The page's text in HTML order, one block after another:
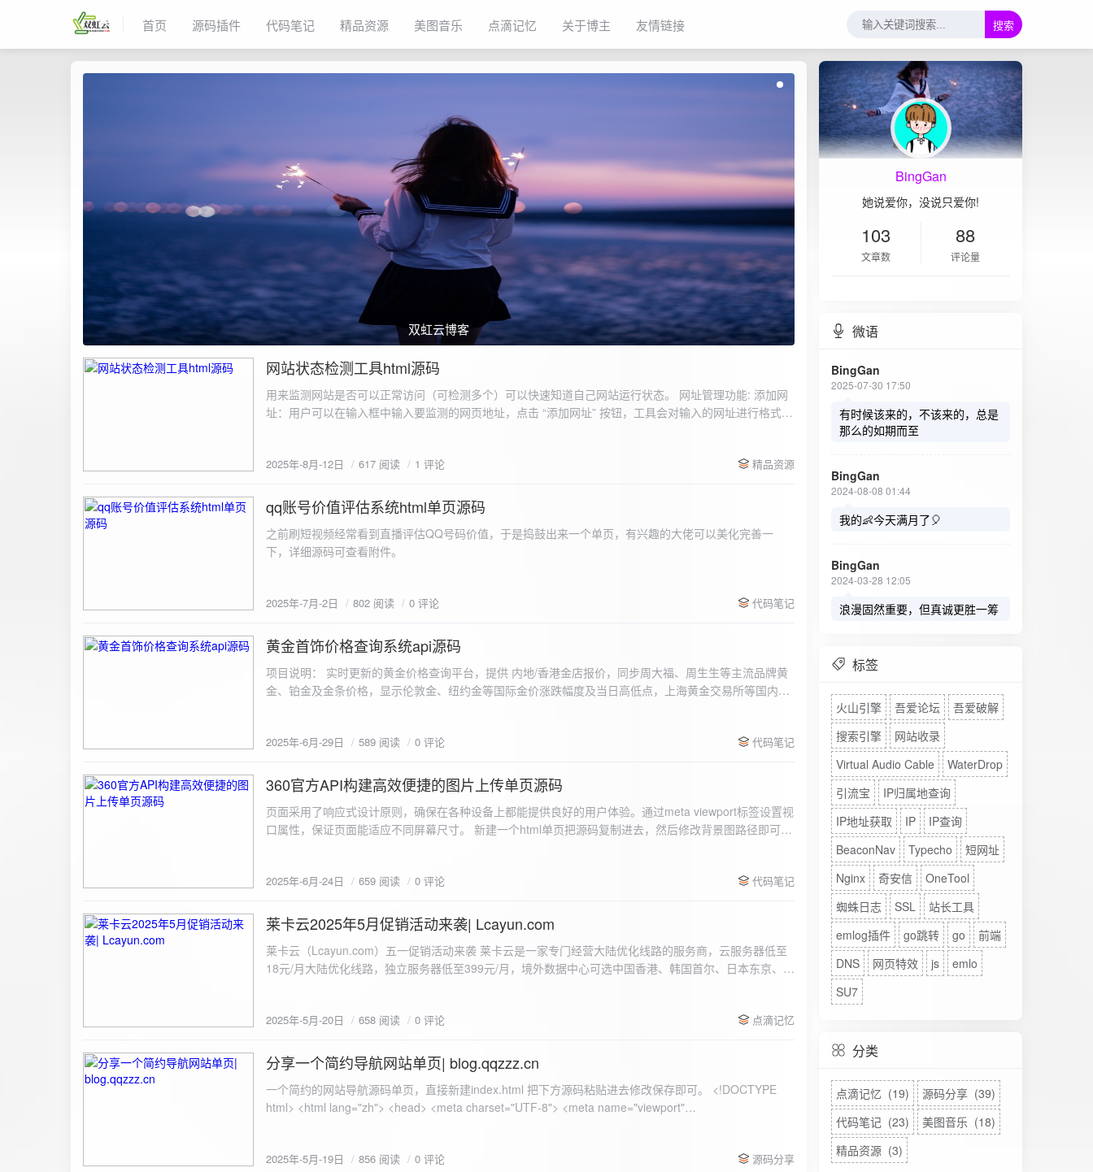
首页 源码插件 代码笔记 精品资源 美图音乐 点滴记忆 关于博主 友情链接 搜索
双虹云博客
2025-8-12
网站状态检测工具html源码
用来监测网站是否可以正常访问（可检测多个）可以快速知道自己网站运行状态。 网址管理功能: 添加网
址：用户可以在输入框中输入要监测的网页地址，点击 “添加网址” 按钮，工具会对输入的网址进行格式验
同时也会从筛选下拉框中移除该网址选项。筛选网址：右侧面板有一个 “筛选网址” 的下拉框，用户可以选
测功能： 设置监测间隔：用户可以在输入框中设置监测间隔时间（单位为秒），默认值为 60 秒。开始 /
停止监测：点击 “开始监测” 按钮，工具会立即对所有已添加的网址进行一次检测，之后按照设置的监测间
隔时间循环检测。点击 “停止监测” 按钮可停止监测。重试机制：在进行网址检测时，如果请求失败，会进
行最多 3 次重试，若重试后仍失败，则记录错误日志。日志记录与显示功能。 日志记录： 每次对网址进
会显示所有或筛选后的监测日志，正常状态的日志为黑色，异常状态的日志为红色。日志会自动滚动到最
2025年-8月-12日 617 阅读 1 评论 精品资源
2025-7-2
qq账号价值评估系统html单页源码
之前刷短视频经常看到直播评估QQ号码价值，于是捣鼓出来一个单页，有兴趣的大佬可以美化完善一
2025年-7月-2日 802 阅读 0 评论 代码笔记
2025-6-29
黄金首饰价格查询系统api源码
项目说明： 实时更新的黄金价格查询平台，提供 内地/香港金店报价，同步周大福、周生生等主流品牌黄
金、铂金及金条价格，显示伦敦金、纽约金等国际金价涨跌幅度及当日高低点，上海黄金交易所等国内黄
2025年-6月-29日 589 阅读 0 评论 代码笔记
2025-6-24
360官方API构建高效便捷的图片上传单页源码
页面采用了响应式设计原则，确保在各种设备上都能提供良好的用户体验。通过meta viewport标签设置视
口属性，保证页面能适应不同屏幕尺寸。 新建一个html单页把源码复制进去，然后修改背景图路径即可。
重置默认样式 */ * { margin: 0; padding: 0; box-sizing: border-box; } /* 设置页面的字体和添加背景图片 */
center fixed; /* 使用服务器上的路径 */ background-size: cover; /* 保证背景图片覆盖整个视窗 */ color:
#333; display: flex; justify-content: center; align-items: center; min-height: 100vh; margin: 0; } /* 容器样
式 */ .container { background-color: rgba(255, 255, 255, 0.9); /* 使用半透明白色背景，以便在图片背景
上更清晰地显示内容 */ padding: 30px; border-radius: 8px; box-shadow: 0 4px 8px rgba(0, 0, 0, 0.1);
padding: 8px; background-color: #f7f7f7; border: 1px solid #ccc; border-radius: 4px; font-size: 16px;
size: 16px; border: none; border-radius: 4px; cursor: pointer; transition: background-color 0.3s ease; }
100%; height: 30px; background-color: #ddd; border-radius: 4px; margin-top: 20px; overflow: hidden; }
.progress-fill { height: 100%; background-color: #4caf50; width: 0; line-height: 30px; text-align: center;
border-radius: 4px; background-color: #f9f9f9; font-size: 16px; color: #333; min-height: 40px; } /* 错误
或成功的提示信息样式 */ .result.success { border-color: #28a745; background-color: #e9f7e8; }
2025年-6月-24日 659 阅读 0 评论 代码笔记
2025-5-20
莱卡云2025年5月促销活动来袭| Lcayun.com
莱卡云（Lcayun.com）五一促销活动来袭 莱卡云是一家专门经营大陆优化线路的服务商，云服务器低至
18元/月大陆优化线路，独立服务器低至399元/月，境外数据中心可选中国香港、韩国首尔、日本东京、美
https://www.lcayun.com/actcloud.html
2025年-5月-20日 658 阅读 0 评论 点滴记忆
2025-5-19
分享一个简约导航网站单页| blog.qqzzz.cn
一个简约的网站导航源码单页，直接新建index.html 把下方源码粘贴进去修改保存即可。 <!DOCTYPE html> <html lang="zh"> <head> <meta charset="UTF-8"> <meta name="viewport" content="width=device-width, initial-scale=1.0"> <title>导航网站 -blog.qqzzz.cn</title> <meta name="keywords" content="双虹云博客"> <meta name="description" content="双虹云博客。"> <meta name="author" content="导航网站"> <meta name="robots" content="index,follow"> <meta property="og:title" content="导航网站 - "> <meta property="og:description" content="双虹云。"> <meta property="og:type" content="website"> <link rel="icon" href="https://blog.qqzzz.cn/favicon.ico" type="image/x-icon"> <link rel="shortcut icon" href="https://blog.qqzzz.cn/favicon.ico" type="image/x-icon"> <style> /* 基础样式 */ * { margin: 0; padding: 0; box-sizing: border-box; } /* 主体样式 */ body { background: #f0f2f5; font-family: 'Microsoft YaHei', -apple-system, BlinkMacSystemFont, sans-serif; margin: 0; padding: 0; min-height: 100vh; overflow-x: hidden; position: relative; display: flex; flex-direction: column; } /* 容器样式 */ .container { max-width: 1200px; margin: 0 auto; padding: 20px; flex: 1; display: flex; flex-direction: column; align-items: center; width: 100%; } /* 主盒子样式 */ .main-box { background: white; box-shadow: 0 2px 12px rgba(0, 0, 0, 0.08); border-radius: 24px; border: 1px solid #e9ecef; width: 100%; max-width: 1000px; padding: 30px; margin: 0 auto 15px; transition: all 0.3s ease; position: relative; z-index: 2; } .main-box:hover { transform: translateY(-2px); box-shadow: 0 6px 25px rgba(0, 0, 0, 0.2); } /* 头部样式 */ .header { text-align: center; margin-bottom: 20px; padding-bottom: 15px; border-bottom: 1px solid rgba(255, 255, 255, 0.2); } .header h1 { font-size: 32px; background: linear-gradient(120deg, #2b5876 0%, #4e4376 100%); -webkit-background-clip: text; -webkit-text-fill-color: transparent; margin-bottom: 15px; } /* 提示框样式 */ .notice { background: transparent; padding: 0 25px; border-radius: 12px; margin-bottom: 15px; white-space: nowrap; overflow: hidden; text-overflow: ellipsis; } .notice p { color: #4facfe; font-size: 16px; line-height: 1; font-weight: bold; letter-spacing: 0.5px; margin: 0; } /* 流量卡领取样式 */ .flow-card, .flow-card-top { background: linear-gradient(120deg, #4facfe 0%, #00f2fe 100%); box-shadow: 0 3px 15px rgba(0, 0, 0, 0.1); border-radius: 12px; padding: 10px 15px; margin-bottom: 10px; text-align: center; position: relative; overflow: hidden; display: flex; justify-content: space-between; align-items: center; } .flow-card::before, .flow-card-top::before { content: ''; position: absolute; top: -10px; right: -10px; width: 80px; height: 80px; background: rgba(255, 255, 255, 0.1); border-radius: 50%; } .flow-card .text-content, .flow-card-top h3 { flex: 1; text-align: left; color: #ffffff; font-size: 16px; margin: 0; } .flow-card h2 { color: #ffffff; font-size: 18px; margin-bottom: 4px; font-weight: 600; } .flow-card p { color: rgba(255, 255, 255, 0.9); font-size: 14px; margin-bottom: 0; } .flow-card a, .flow-card-top a { display: inline-block; background: #ffffff; color: #2b5876; padding: 8px 0; border-radius: 50px; font-size: 15px; cursor: pointer; transition: all 0.3s ease; font-weight: 600; text-decoration: none; box-shadow: 0 4px 10px rgba(0, 0, 0, 0.1); margin: 0 5px; white-space: nowrap; width: 110px; text-align: center; } /* 所有按钮统一样式 */ .flow-card .buttons a, .flow-card-top .buttons a { background: #ffffff; color: #2b5876; } .flow-card .buttons a:hover, .flow-card-top .buttons a:hover { background: #f8f9fa; transform: translateY(-2px); box-shadow: 0 6px 15px rgba(0, 0, 0, 0.2); } .flow-card .buttons, .flow-card-top .buttons { display: flex; align-items: center; justify-content: flex-end; flex-wrap: nowrap; } .flow-card a:hover, .flow-card-top a:hover { transform: translateY(-2px); box-shadow: 0 6px 15px rgba(0, 0, 0, 0.2); background: #f8f9fa; } .flow-card-top { margin-bottom: 10px; } /* 导航网格样式 */ .nav-grid { display: grid; grid-template-columns: repeat(2, 1fr); gap: 25px; width: 100%; margin: 0 auto; padding: 0; } /* 导航项样式 */ .nav-item { background: hsl(230, 10%, 33%); border-radius: 12px; padding: 12px; text-align: center; box-shadow: none; transition: all 0.3s ease; min-height: 75px; position: relative; } .nav-item:hover { transform: none; background: hsl(230, 10%, 38%); } .nav-item a { text-decoration: none; color: inherit; display: block; text-align: center; } .nav-item h3 { color: #ffffff; font-size: 17px; margin-bottom: 8px; } .nav-item p { color: rgba(255, 255, 255, 0.9); font-size: 16px; margin-bottom: 4px; } .nav-item .status { position: absolute; bottom: -20px; left: 0; right: 0; color: #ff6b6b; font-size: 12px; text-align: center; font-weight: 500; } /* 底部导航样式 */ .float-nav { display: none; } @media (max-width: 768px) { body { padding-bottom: 20px; } .container { padding: 10px; } .main-box { padding: 15px; margin: 5px; } .header { margin-bottom: 15px; padding-bottom: 10px; } .nav-grid { gap: 15px; } .flow-card, .flow-card-top { padding: 12px; margin-bottom: 10px; flex-direction: column; } .flow-card .text-content, .flow-card-top h3 { text-align: center; margin-bottom: 12px; font-size: 16px; } .flow-card h2 { font-size: 16px; margin-bottom: 5px; text-align: center; } .flow-card p { font-size: 13px; text-align: center; padding: 0 5px; } .flow-card a, .flow-card-top a, .flow-card .buttons a, .flow-card-top .buttons a { padding: 7px 0; font-size: 14px; margin: 0 4px; width: 95px; text-align: center; background: #ffffff; color: #2b5876; } .flow-card .buttons, .flow-card-top .buttons { justify-content: center; width: 100%; margin-top: 5px; } .nav-item { padding: 12px; min-height: 70px; width: 100%; } .header h1 { font-size: 24px; } .notice p { font-size: 14px; } .copyright { padding: 10px 0; font-size: 12px; } } /* 版权信息样式 */ .copyright { text-align: center; padding: 15px 0; color: #6c757d; font-size: 13px; letter-spacing: 0.5px; width: 100%; max-width: 1200px; margin: 0 auto; } /* 弹窗样式 */ .modal-overlay { position: fixed; top: 0; left: 0; right: 0; bottom: 0; background: rgba(0, 0, 0, 0.4); display: flex; justify-content: center; align-items: center; z-index: 10000; } .modal { background: white; border: 1px solid #e9ecef; padding: 25px; border-radius: 15px; width: 90%; max-width: 3
2025年-5月-19日 856 阅读 0 评论 源码分享
BingGan
她说爱你，没说只爱你!
103
文章数
88
评论量
微语
BingGan
2025-07-30 17:50
有时候该来的，不该来的，总是
那么的如期而至
BingGan
2024-08-08 01:44
我的👶今天满月了🎈
BingGan
2024-03-28 12:05
浪漫固然重要，但真诚更胜一筹
标签
火山引擎 吾爱论坛
吾爱破解
搜索引擎
网站收录
Virtual Audio Cable
WaterDrop
引流宝
IP归属地查询
IP地址获取
IP
IP查询
BeaconNav
Typecho
短网址
Nginx
奇安信
OneTool
蜘蛛日志
SSL
站长工具
emlog插件
go跳转 go
前端
DNS
网页特效 js
emlo
SU7
分类
点滴记忆 (19)
源码分享 (39)
代码笔记 (23)
美图音乐 (18)
精品资源 (3)